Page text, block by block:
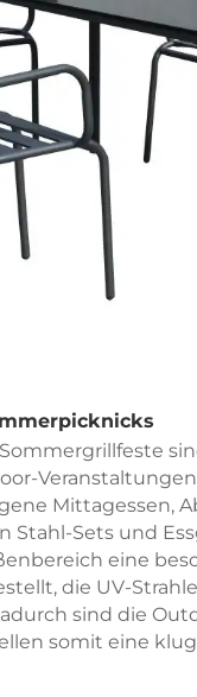
Mittagessen,
Stahl-Sets und
eine
die UV-
sind die
somit eine